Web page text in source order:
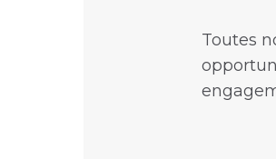
Toutes